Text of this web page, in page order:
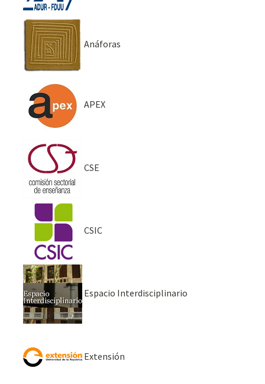
Anáforas
APEX
CSE
CSIC
Espacio Interdisciplinario
Extensión